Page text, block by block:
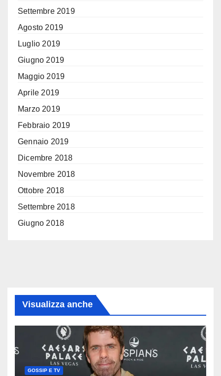
Settembre 2019
Agosto 2019
Luglio 2019
Giugno 2019
Maggio 2019
Aprile 2019
Marzo 2019
Febbraio 2019
Gennaio 2019
Dicembre 2018
Novembre 2018
Ottobre 2018
Settembre 2018
Giugno 2018
Visualizza anche
GOSSIP E TV